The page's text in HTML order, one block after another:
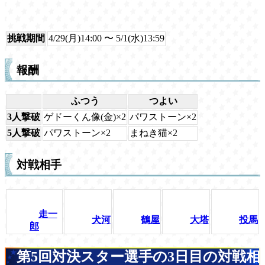
挑戦期間 4/29(月)14:00 〜 5/1(水)13:59
報酬
ふつう
つよい
3人撃破 ゲドーくん像(金)×2 パワストーン×2
5人撃破 パワストーン×2 まねき猫×2
対戦相手
走一
郎
犬河 鶴屋 大塔 投馬
第5回対決スター選手の3日目の対戦相